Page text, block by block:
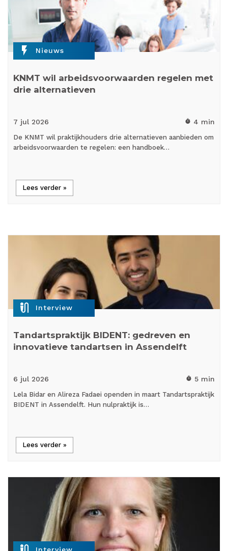
flash_on Nieuws
KNMT wil arbeidsvoorwaarden regelen met
drie alternatieven
7 jul 2026 timer 4 min
De KNMT wil praktijkhouders drie alternatieven aanbieden om
arbeidsvoorwaarden te regelen: een handboek…
Lees verder »
mic_external_on Interview
Tandartspraktijk BIDENT: gedreven en
innovatieve tandartsen in Assendelft
6 jul 2026 timer 5 min
Lela Bidar en Alireza Fadaei openden in maart Tandartspraktijk
BIDENT in Assendelft. Hun nulpraktijk is…
Lees verder »